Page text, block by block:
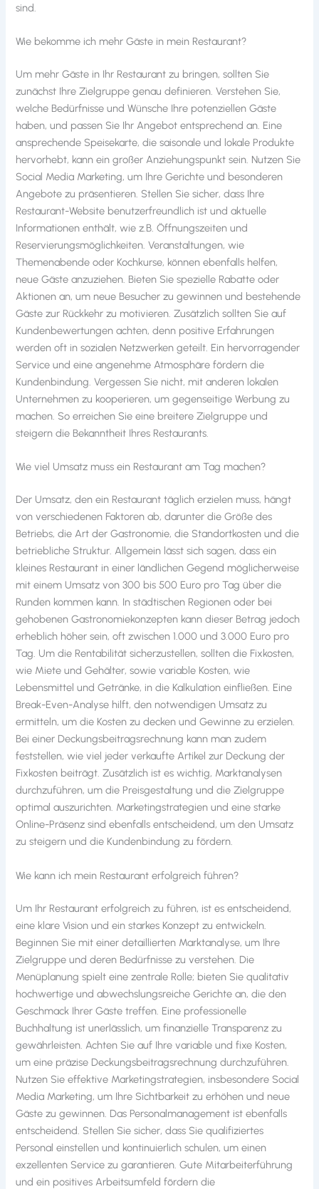
sind.
Wie bekomme ich mehr Gäste in mein Restaurant?
Um mehr Gäste in Ihr Restaurant zu bringen, sollten Sie
zunächst Ihre Zielgruppe genau definieren. Verstehen Sie,
welche Bedürfnisse und Wünsche Ihre potenziellen Gäste
haben, und passen Sie Ihr Angebot entsprechend an. Eine
ansprechende Speisekarte, die saisonale und lokale Produkte
hervorhebt, kann ein großer Anziehungspunkt sein. Nutzen Sie
Social Media Marketing, um Ihre Gerichte und besonderen
Angebote zu präsentieren. Stellen Sie sicher, dass Ihre
Restaurant-Website benutzerfreundlich ist und aktuelle
Informationen enthält, wie z.B. Öffnungszeiten und
Reservierungsmöglichkeiten. Veranstaltungen, wie
Themenabende oder Kochkurse, können ebenfalls helfen,
neue Gäste anzuziehen. Bieten Sie spezielle Rabatte oder
Aktionen an, um neue Besucher zu gewinnen und bestehende
Gäste zur Rückkehr zu motivieren. Zusätzlich sollten Sie auf
Kundenbewertungen achten, denn positive Erfahrungen
werden oft in sozialen Netzwerken geteilt. Ein hervorragender
Service und eine angenehme Atmosphäre fördern die
Kundenbindung. Vergessen Sie nicht, mit anderen lokalen
Unternehmen zu kooperieren, um gegenseitige Werbung zu
machen. So erreichen Sie eine breitere Zielgruppe und
steigern die Bekanntheit Ihres Restaurants.
Wie viel Umsatz muss ein Restaurant am Tag machen?
Der Umsatz, den ein Restaurant täglich erzielen muss, hängt
von verschiedenen Faktoren ab, darunter die Größe des
Betriebs, die Art der Gastronomie, die Standortkosten und die
betriebliche Struktur. Allgemein lässt sich sagen, dass ein
kleines Restaurant in einer ländlichen Gegend möglicherweise
mit einem Umsatz von 300 bis 500 Euro pro Tag über die
Runden kommen kann. In städtischen Regionen oder bei
gehobenen Gastronomiekonzepten kann dieser Betrag jedoch
erheblich höher sein, oft zwischen 1.000 und 3.000 Euro pro
Tag. Um die Rentabilität sicherzustellen, sollten die Fixkosten,
wie Miete und Gehälter, sowie variable Kosten, wie
Lebensmittel und Getränke, in die Kalkulation einfließen. Eine
Break-Even-Analyse hilft, den notwendigen Umsatz zu
ermitteln, um die Kosten zu decken und Gewinne zu erzielen.
Bei einer Deckungsbeitragsrechnung kann man zudem
feststellen, wie viel jeder verkaufte Artikel zur Deckung der
Fixkosten beiträgt. Zusätzlich ist es wichtig, Marktanalysen
durchzuführen, um die Preisgestaltung und die Zielgruppe
optimal auszurichten. Marketingstrategien und eine starke
Online-Präsenz sind ebenfalls entscheidend, um den Umsatz
zu steigern und die Kundenbindung zu fördern.
Wie kann ich mein Restaurant erfolgreich führen?
Um Ihr Restaurant erfolgreich zu führen, ist es entscheidend,
eine klare Vision und ein starkes Konzept zu entwickeln.
Beginnen Sie mit einer detaillierten Marktanalyse, um Ihre
Zielgruppe und deren Bedürfnisse zu verstehen. Die
Menüplanung spielt eine zentrale Rolle; bieten Sie qualitativ
hochwertige und abwechslungsreiche Gerichte an, die den
Geschmack Ihrer Gäste treffen. Eine professionelle
Buchhaltung ist unerlässlich, um finanzielle Transparenz zu
gewährleisten. Achten Sie auf Ihre variable und fixe Kosten,
um eine präzise Deckungsbeitragsrechnung durchzuführen.
Nutzen Sie effektive Marketingstrategien, insbesondere Social
Media Marketing, um Ihre Sichtbarkeit zu erhöhen und neue
Gäste zu gewinnen. Das Personalmanagement ist ebenfalls
entscheidend. Stellen Sie sicher, dass Sie qualifiziertes
Personal einstellen und kontinuierlich schulen, um einen
exzellenten Service zu garantieren. Gute Mitarbeiterführung
und ein positives Arbeitsumfeld fördern die